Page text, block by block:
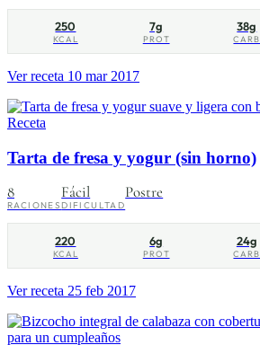
250
KCAL
7g
PROT
38g
CARB
Ver receta 10 mar 2017
Receta
Tarta de fresa y yogur (sin horno)
8
RACIONES
Fácil
DIFICULTAD
Postre
220
KCAL
6g
PROT
24g
CARB
Ver receta 25 feb 2017